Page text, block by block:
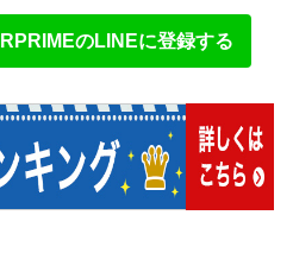
のLINEに登録する